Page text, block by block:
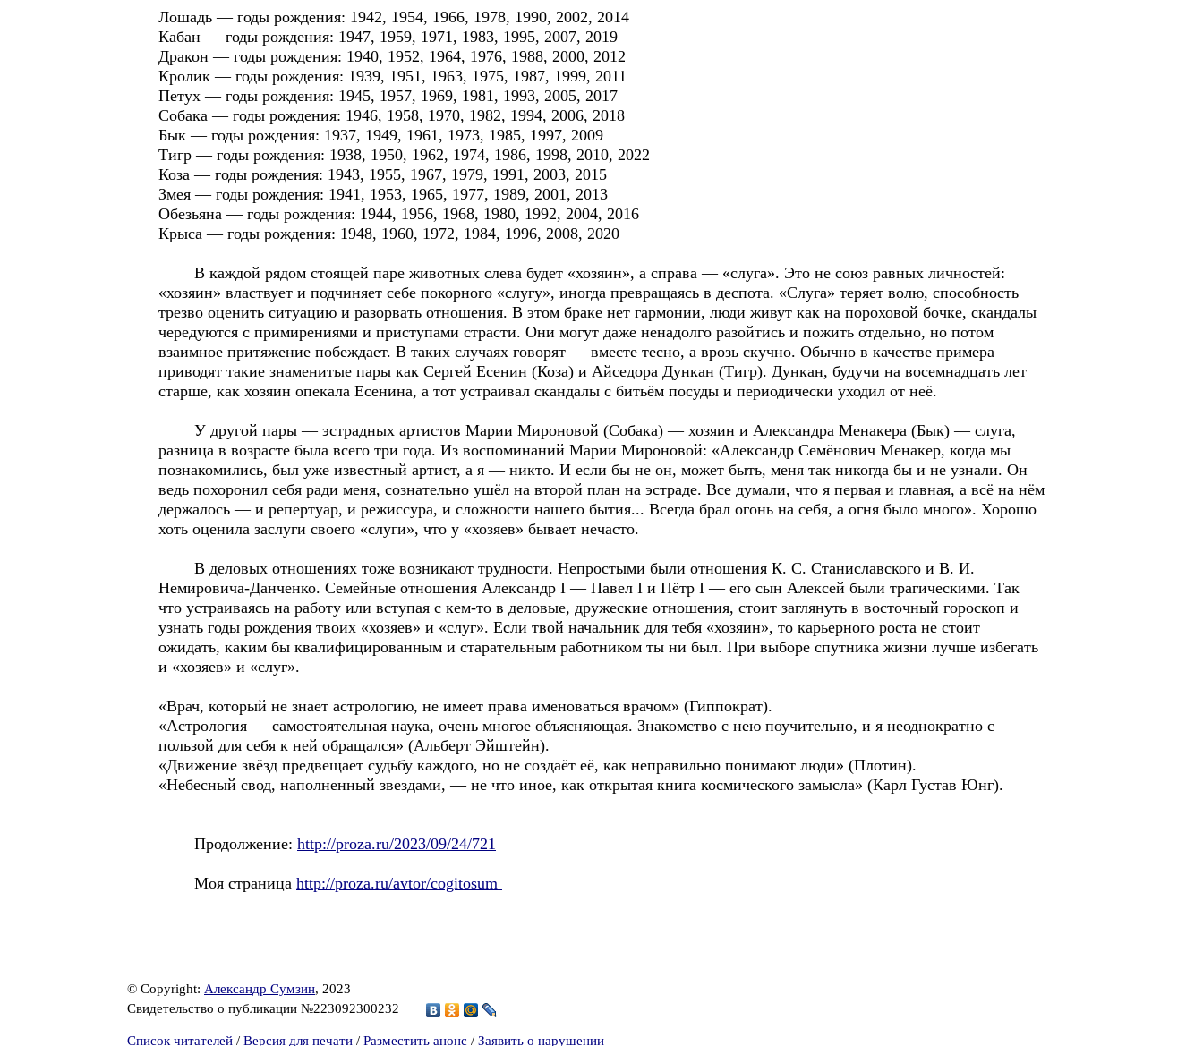
Лошадь — годы рождения: 1942, 1954, 1966, 1978, 1990, 2002, 2014
Кабан — годы рождения: 1947, 1959, 1971, 1983, 1995, 2007, 2019
Дракон — годы рождения: 1940, 1952, 1964, 1976, 1988, 2000, 2012
Кролик — годы рождения: 1939, 1951, 1963, 1975, 1987, 1999, 2011
Петух — годы рождения: 1945, 1957, 1969, 1981, 1993, 2005, 2017
Собака — годы рождения: 1946, 1958, 1970, 1982, 1994, 2006, 2018
Бык — годы рождения: 1937, 1949, 1961, 1973, 1985, 1997, 2009
Тигр — годы рождения: 1938, 1950, 1962, 1974, 1986, 1998, 2010, 2022
Коза — годы рождения: 1943, 1955, 1967, 1979, 1991, 2003, 2015
Змея — годы рождения: 1941, 1953, 1965, 1977, 1989, 2001, 2013
Обезьяна — годы рождения: 1944, 1956, 1968, 1980, 1992, 2004, 2016
Крыса — годы рождения: 1948, 1960, 1972, 1984, 1996, 2008, 2020
В каждой рядом стоящей паре животных слева будет «хозяин», а справа — «слуга». Это не союз равных личностей:
«хозяин» властвует и подчиняет себе покорного «слугу», иногда превращаясь в деспота. «Слуга» теряет волю, способность
трезво оценить ситуацию и разорвать отношения. В этом браке нет гармонии, люди живут как на пороховой бочке, скандалы
чередуются с примирениями и приступами страсти. Они могут даже ненадолго разойтись и пожить отдельно, но потом
взаимное притяжение побеждает. В таких случаях говорят — вместе тесно, а врозь скучно. Обычно в качестве примера
приводят такие знаменитые пары как Сергей Есенин (Коза) и Айседора Дункан (Тигр). Дункан, будучи на восемнадцать лет
старше, как хозяин опекала Есенина, а тот устраивал скандалы с битьём посуды и периодически уходил от неё.
У другой пары — эстрадных артистов Марии Мироновой (Собака) — хозяин и Александра Менакера (Бык) — слуга,
разница в возрасте была всего три года. Из воспоминаний Марии Мироновой: «Александр Семёнович Менакер, когда мы
познакомились, был уже известный артист, а я — никто. И если бы не он, может быть, меня так никогда бы и не узнали. Он
ведь похоронил себя ради меня, сознательно ушёл на второй план на эстраде. Все думали, что я первая и главная, а всё на нём
держалось — и репертуар, и режиссура, и сложности нашего бытия... Всегда брал огонь на себя, а огня было много». Хорошо
хоть оценила заслуги своего «слуги», что у «хозяев» бывает нечасто.
В деловых отношениях тоже возникают трудности. Непростыми были отношения К. С. Станиславского и В. И.
Немировича-Данченко. Семейные отношения Александр I — Павел I и Пётр I — его сын Алексей были трагическими. Так
что устраиваясь на работу или вступая с кем-то в деловые, дружеские отношения, стоит заглянуть в восточный гороскоп и
узнать годы рождения твоих «хозяев» и «слуг». Если твой начальник для тебя «хозяин», то карьерного роста не стоит
ожидать, каким бы квалифицированным и старательным работником ты ни был. При выборе спутника жизни лучше избегать
и «хозяев» и «слуг».
«Врач, который не знает астрологию, не имеет права именоваться врачом» (Гиппократ).
«Астрология — самостоятельная наука, очень многое объясняющая. Знакомство с нею поучительно, и я неоднократно с
пользой для себя к ней обращался» (Альберт Эйштейн).
«Движение звёзд предвещает судьбу каждого, но не создаёт её, как неправильно понимают люди» (Плотин).
«Небесный свод, наполненный звездами, — не что иное, как открытая книга космического замысла» (Карл Густав Юнг).
Продолжение: http://proza.ru/2023/09/24/721
Моя страница http://proza.ru/avtor/cogitosum
© Copyright: Александр Сумзин, 2023
Свидетельство о публикации №223092300232
Список читателей / Версия для печати / Разместить анонс / Заявить о нарушении